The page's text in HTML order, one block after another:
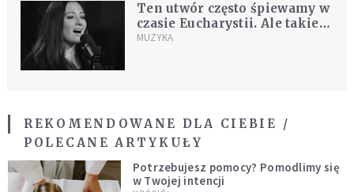
Ten utwór często śpiewamy w
czasie Eucharystii. Ale takiej
jego aranżacji jeszcze nie
MUZYKA
REKOMENDOWANE DLA CIEBIE /
POLECANE ARTYKUŁY
Potrzebujesz pomocy? Pomodlimy się
w Twojej intencji